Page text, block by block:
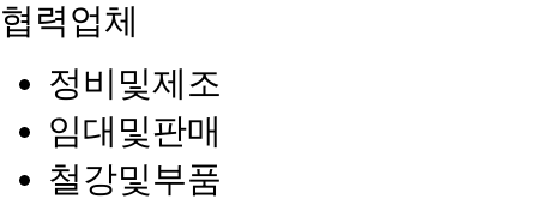
협력업체
정비및제조
임대및판매
철강및부품